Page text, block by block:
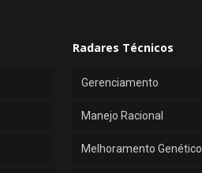
Radares Técnicos
Gerenciamento
Manejo Racional
Melhoramento Genético